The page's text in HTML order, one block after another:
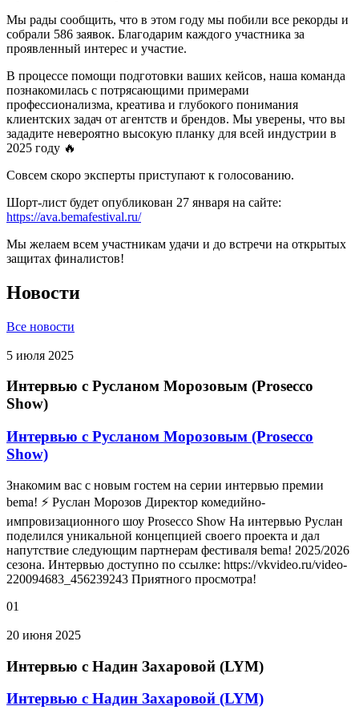
Мы рады сообщить, что в этом году мы побили все рекорды и
собрали 586 заявок. Благодарим каждого участника за
проявленный интерес и участие.
В процессе помощи подготовки ваших кейсов, наша команда
познакомилась с потрясающими примерами
профессионализма, креатива и глубокого понимания
клиентских задач от агентств и брендов. Мы уверены, что вы
зададите невероятно высокую планку для всей индустрии в
2025 году 🔥
Совсем скоро эксперты приступают к голосованию.
Шорт-лист будет опубликован 27 января на сайте:
https://ava.bemafestival.ru/
Мы желаем всем участникам удачи и до встречи на открытых
защитах финалистов!
Новости
Все новости
5 июля 2025
Интервью с Русланом Морозовым (Prosecco
Show)
Интервью с Русланом Морозовым (Prosecco
Show)
Знакомим вас с новым гостем на серии интервью премии
bema! ⚡ Руслан Морозов Директор комедийно-
импровизационного шоу Prosecco Show На интервью Руслан
поделился уникальной концепцией своего проекта и дал
напутствие следующим партнерам фестиваля bema! 2025/2026
сезона. Интервью доступно по ссылке: https://vkvideo.ru/video-
220094683_456239243 Приятного просмотра!
01
20 июня 2025
Интервью с Надин Захаровой (LYM)
Интервью с Надин Захаровой (LYM)